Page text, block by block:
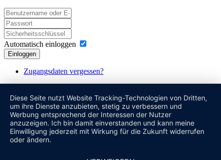
Automatisch einloggen
Einloggen
Zugangsdaten vergessen?
Diese Seite nutzt Website Tracking-Technologien von Dritten,
um ihre Dienste anzubieten, stetig zu verbessern und
Werbung entsprechend der Interessen der Nutzer
anzuzeigen. Ich bin damit einverstanden und kann meine
Einwilligung jederzeit mit Wirkung für die Zukunft widerrufen
oder ändern.